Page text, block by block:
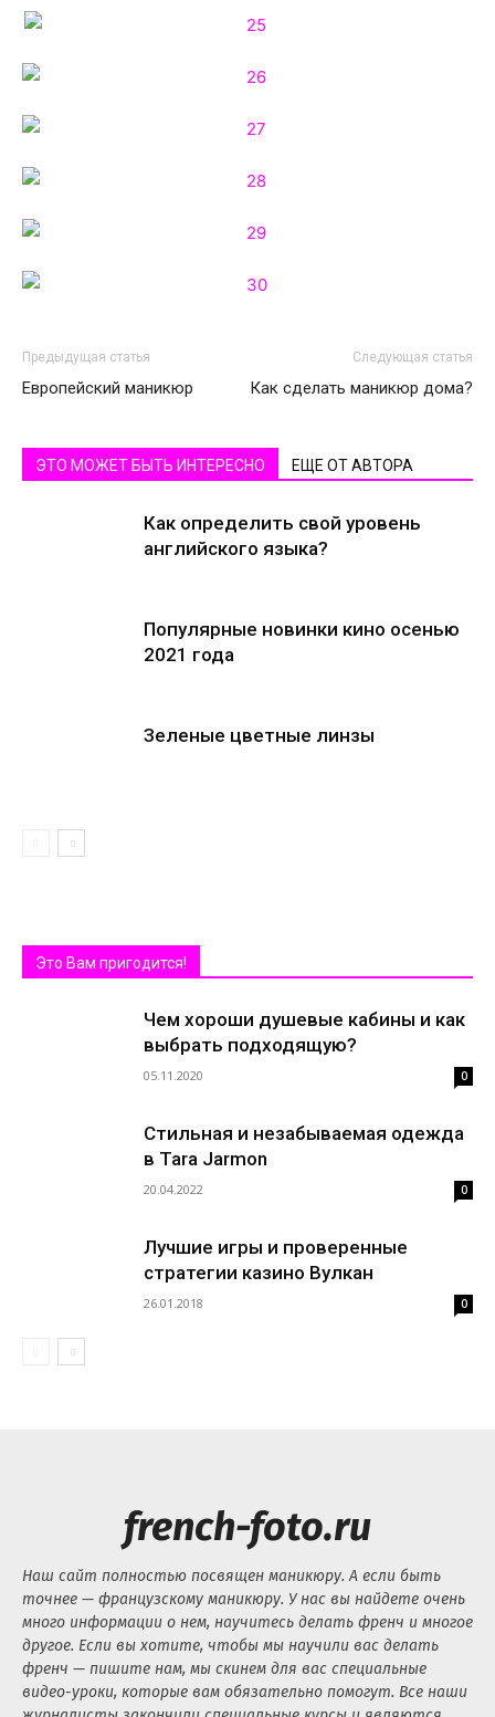
Предыдущая статья
Европейский маникюр
Следующая статья
Как сделать маникюр дома?
ЭТО МОЖЕТ БЫТЬ ИНТЕРЕСНО ЕЩЕ ОТ АВТОРА
Как определить свой уровень
английского языка?
Популярные новинки кино осенью
2021 года
Зеленые цветные линзы
Это Вам пригодится!
Чем хороши душевые кабины и как
выбрать подходящую?
05.11.2020 0
Стильная и незабываемая одежда
в Tara Jarmon
20.04.2022 0
Лучшие игры и проверенные
стратегии казино Вулкан
26.01.2018 0
french-foto.ru
Наш сайт полностью посвящен маникюру. А если быть
точнее — французскому маникюру. У нас вы найдете очень
много информации о нем, научитесь делать френч и многое
другое. Если вы хотите, чтобы мы научили вас делать
френч — пишите нам, мы скинем для вас специальные
видео-уроки, которые вам обязательно помогут. Все наши